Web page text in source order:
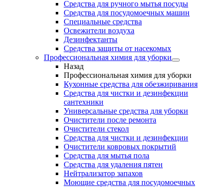
Средства для ручного мытья посуды
Средства для посудомоечных машин
Специальные средства
Освежители воздуха
Дезинфектанты
Средства защиты от насекомых
Профессиональная химия для уборки
Назад
Профессиональная химия для уборки
Кухонные средства для обезжиривания
Средства для чистки и дезинфекции
сантехники
Универсальные средства для уборки
Очистители после ремонта
Очистители стекол
Средства для чистки и дезинфекции
Очистители ковровых покрытий
Средства для мытья пола
Средства для удаления пятен
Нейтрализатор запахов
Моющие средства для посудомоечных